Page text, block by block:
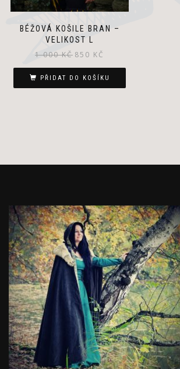
BÉŽOVÁ KOŠILE BRAN –
VELIKOST L
1 000KČ Původní
cena
byla:
1
850 KČ
cena
je:
850 Kč.
PŘIDAT DO KOŠÍKU